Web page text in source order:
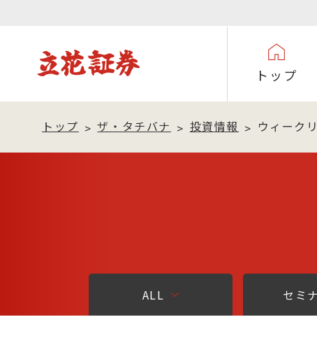
トップ
トップ ザ・タチバナ 投資情報 ウィーク
ALL セミ